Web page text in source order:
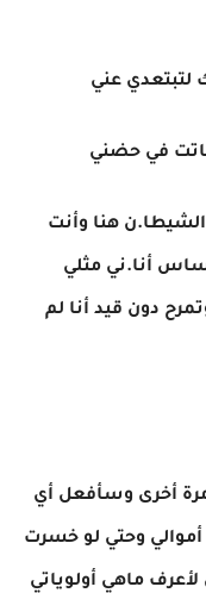
لتبتعدي عني
في حضني
هنا وأنت
أنا.ني مثلي
دون قيد أنا لم
مرة أخرى وسأفعل أي
وحتي لو خسرت
ماهي أولوياتي